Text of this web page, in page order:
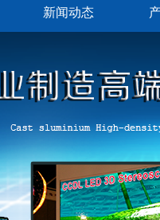
新闻动态